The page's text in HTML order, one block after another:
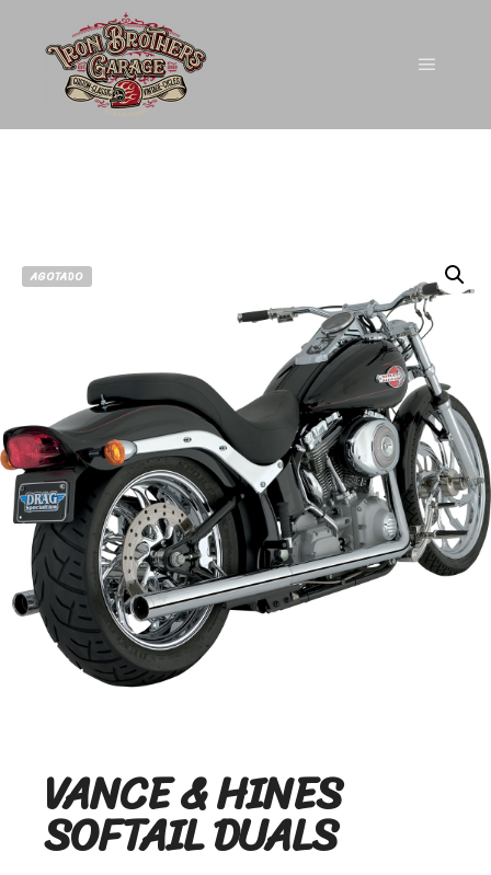
AGOTADO
VANCE & HINES
SOFTAIL DUALS